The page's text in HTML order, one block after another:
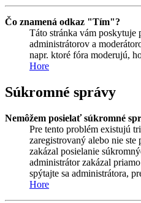
Čo znamená odkaz "Tím"?
Táto stránka vám
administrátorov a
napr. ktoré fóra moderujú,
Hore
Súkromné správy
Nemôžem posielať súkromné
Pre tento problém existujú
zaregistrovaný alebo nie
zakázal posielanie
administrátor zakázal
spýtajte sa administrátora,
Hore